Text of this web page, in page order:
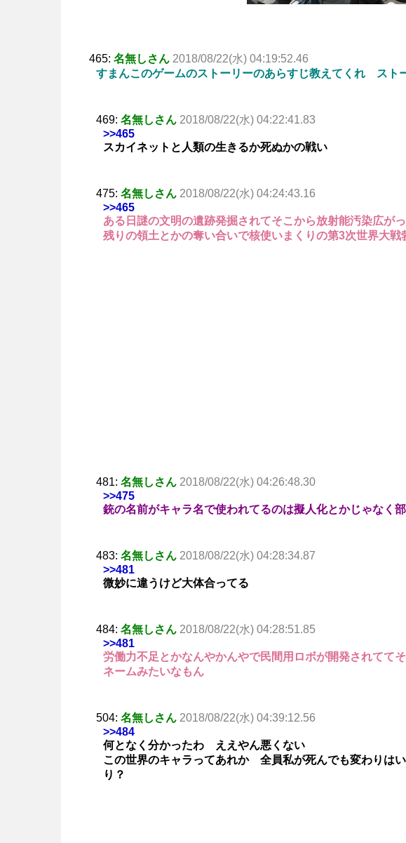
465: 名無しさん 2018/08/22(水) 04:19:52.46
すまんこのゲームのストーリーのあらすじ教えてくれ スト
469: 名無しさん 2018/08/22(水) 04:22:41.83
>>465
スカイネットと人類の生きるか死ぬかの戦い
475: 名無しさん 2018/08/22(水) 04:24:43.16
>>465
ある日謎の文明の遺跡発掘されてそこから放射能汚染広が
残りの領土とかの奪い合いで核使いまくりの第3次世界大戦
481: 名無しさん 2018/08/22(水) 04:26:48.30
>>475
銃の名前がキャラ名で使われてるのは擬人化とかじゃなく
483: 名無しさん 2018/08/22(水) 04:28:34.87
>>481
微妙に違うけど大体合ってる
484: 名無しさん 2018/08/22(水) 04:28:51.85
>>481
労働力不足とかなんやかんやで民間用ロボが開発されてて
ネームみたいなもん
504: 名無しさん 2018/08/22(水) 04:39:12.56
>>484
何となく分かったわ ええやん悪くない
この世界のキャラってあれか 全員私が死んでも変わりは
り？